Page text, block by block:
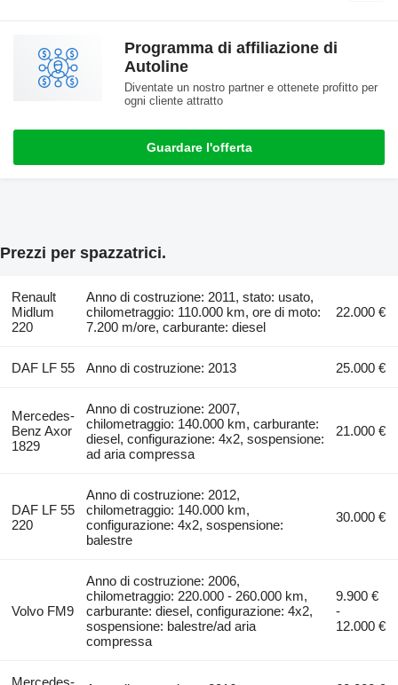
Programma di affiliazione di
Autoline
Diventate un nostro partner e ottenete profitto per
ogni cliente attratto
Guardare l'offerta
Prezzi per spazzatrici.
Renault
Midlum
220
Anno di costruzione: 2011, stato: usato,
chilometraggio: 110.000 km, ore di moto:
7.200 m/ore, carburante: diesel
22.000 €
DAF LF 55 Anno di costruzione: 2013 25.000 €
Mercedes-
Benz Axor
1829
Anno di costruzione: 2007,
chilometraggio: 140.000 km, carburante:
diesel, configurazione: 4x2, sospensione:
ad aria compressa
21.000 €
DAF LF 55
220
Anno di costruzione: 2012,
chilometraggio: 140.000 km,
configurazione: 4x2, sospensione:
balestre
30.000 €
Volvo FM9
Anno di costruzione: 2006,
chilometraggio: 220.000 - 260.000 km,
carburante: diesel, configurazione: 4x2,
sospensione: balestre/ad aria
compressa
9.900 €
-
12.000 €
Mercedes-